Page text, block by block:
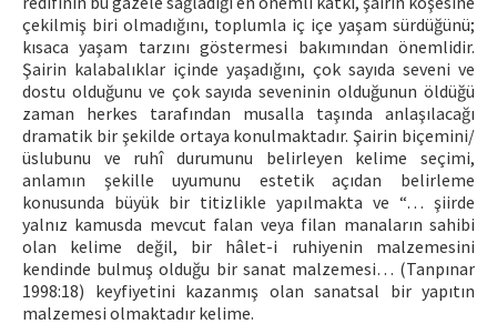
çekilmiş biri olmadığını, toplumla iç içe yaşam sürdüğünü;
kısaca yaşam tarzını göstermesi bakımından önemlidir.
Şairin kalabalıklar içinde yaşadığını, çok sayıda seveni ve
dostu olduğunu ve çok sayıda seveninin olduğunun öldüğü
zaman herkes tarafından musalla taşında anlaşılacağı
dramatik bir şekilde ortaya konulmaktadır. Şairin biçemini/
üslubunu ve ruhî durumunu belirleyen kelime seçimi,
anlamın şekille uyumunu estetik açıdan belirleme
konusunda büyük bir titizlikle yapılmakta ve “… şiirde
yalnız kamusda mevcut falan veya filan manaların sahibi
olan kelime değil, bir hâlet-i ruhiyenin malzemesini
kendinde bulmuş olduğu bir sanat malzemesi… (Tanpınar
1998:18) keyfiyetini kazanmış olan sanatsal bir yapıtın
malzemesi olmaktadır kelime.